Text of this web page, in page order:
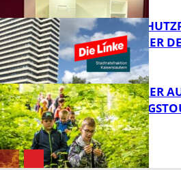
FB Gesundheit
FB News
EIN
NOTWENDIGER
MIT DEM JÄGER